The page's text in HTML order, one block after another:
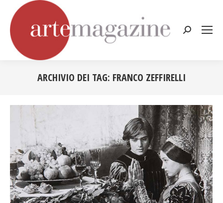
Cerca:
ARCHIVIO DEI TAG: FRANCO ZEFFIRELLI